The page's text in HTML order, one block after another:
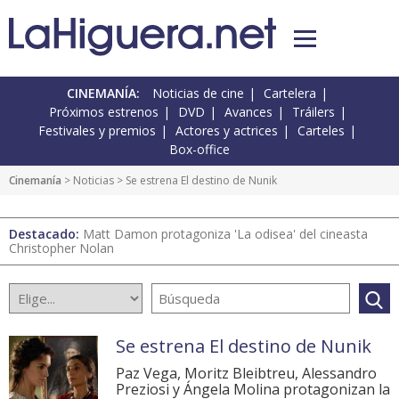
CINEMANÍA: Noticias de cine
Cartelera
Próximos estrenos
DVD Avances
Tráilers
Festivales y premios
Actores y actrices
Carteles
Box-office
Cinemanía > Noticias > Se estrena El destino de Nunik
Destacado: Matt Damon protagoniza 'La odisea' del cineasta
Christopher Nolan
Se estrena El destino de Nunik
Paz Vega, Moritz Bleibtreu, Alessandro
Preziosi y Ángela Molina protagonizan la